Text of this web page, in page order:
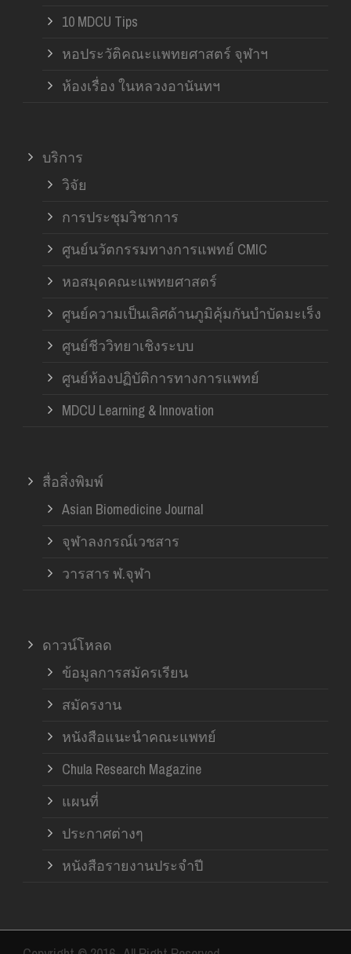
10 MDCU Tips
หอประวัติคณะแพทยศาสตร์ จุฬาฯ
ห้องเรื่อง ในหลวงอานันทฯ
บริการ
วิจัย
การประชุมวิชาการ
ศูนย์นวัตกรรมทางการแพทย์ CMIC
หอสมุดคณะแพทยศาสตร์
ศูนย์ความเป็นเลิศด้านภูมิคุ้มกันบำบัดมะเร็ง
ศูนย์ชีววิทยาเชิงระบบ
ศูนย์ห้องปฏิบัติการทางการแพทย์
MDCU Learning & Innovation
สื่อสิ่งพิมพ์
Asian Biomedicine Journal
จุฬาลงกรณ์เวชสาร
วารสาร ฬ.จุฬา
ดาวน์โหลด
ข้อมูลการสมัครเรียน
สมัครงาน
หนังสือแนะนำคณะแพทย์
Chula Research Magazine
แผนที่
ประกาศต่างๆ
หนังสือรายงานประจำปี